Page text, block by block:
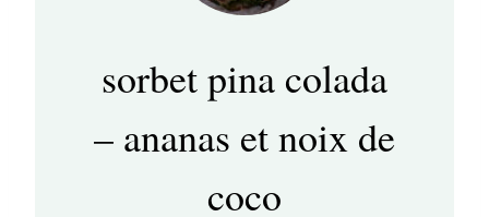
sorbet pina colada
– ananas et noix de
coco